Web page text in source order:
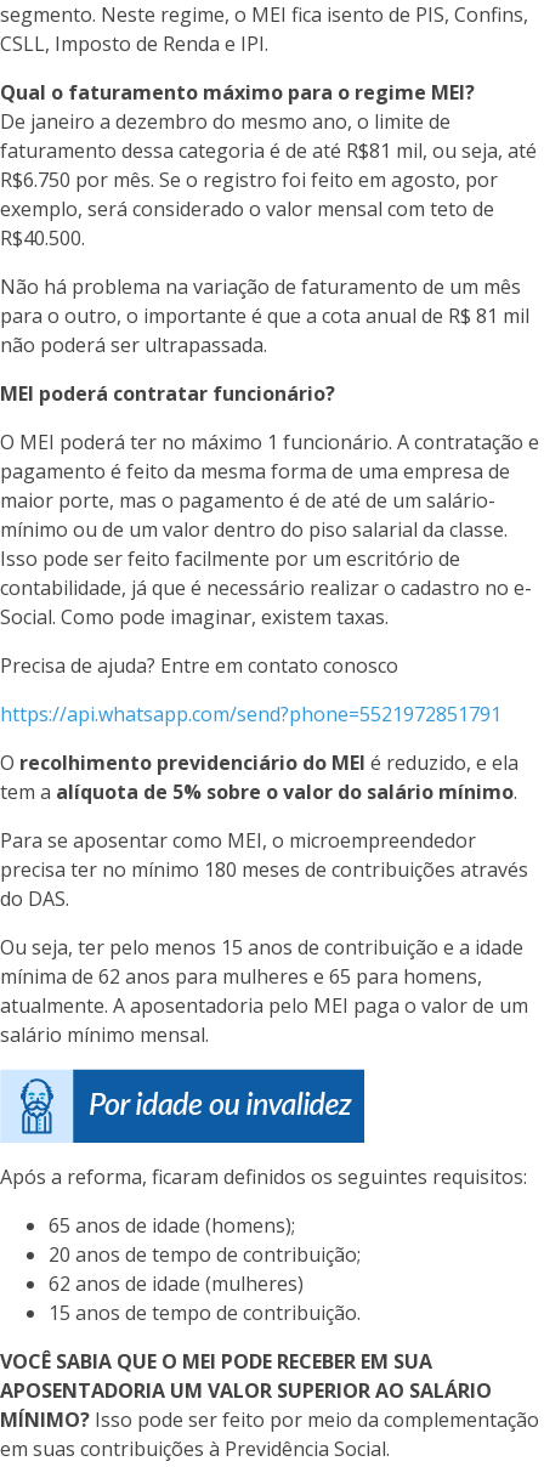
segmento. Neste regime, o MEI fica isento de PIS, Confins,
CSLL, Imposto de Renda e IPI.
Qual o faturamento máximo para o regime MEI?
De janeiro a dezembro do mesmo ano, o limite de
faturamento dessa categoria é de até R$81 mil, ou seja, até
R$6.750 por mês. Se o registro foi feito em agosto, por
exemplo, será considerado o valor mensal com teto de
R$40.500.
Não há problema na variação de faturamento de um mês
para o outro, o importante é que a cota anual de R$ 81 mil
não poderá ser ultrapassada.
MEI poderá contratar funcionário?
O MEI poderá ter no máximo 1 funcionário. A contratação e
pagamento é feito da mesma forma de uma empresa de
maior porte, mas o pagamento é de até de um salário-
mínimo ou de um valor dentro do piso salarial da classe.
Isso pode ser feito facilmente por um escritório de
contabilidade, já que é necessário realizar o cadastro no e-
Social. Como pode imaginar, existem taxas.
Precisa de ajuda? Entre em contato conosco
https://api.whatsapp.com/send?phone=5521972851791
O recolhimento previdenciário do MEI é reduzido, e ela
tem a alíquota de 5% sobre o valor do salário mínimo.
Para se aposentar como MEI, o microempreendedor
precisa ter no mínimo 180 meses de contribuições através
do DAS.
Ou seja, ter pelo menos 15 anos de contribuição e a idade
mínima de 62 anos para mulheres e 65 para homens,
atualmente. A aposentadoria pelo MEI paga o valor de um
salário mínimo mensal.
Após a reforma, ficaram definidos os seguintes requisitos:
65 anos de idade (homens);
20 anos de tempo de contribuição;
62 anos de idade (mulheres)
15 anos de tempo de contribuição.
VOCÊ SABIA QUE O MEI PODE RECEBER EM SUA
APOSENTADORIA UM VALOR SUPERIOR AO SALÁRIO
MÍNIMO? Isso pode ser feito por meio da complementação
em suas contribuições à Previdência Social.